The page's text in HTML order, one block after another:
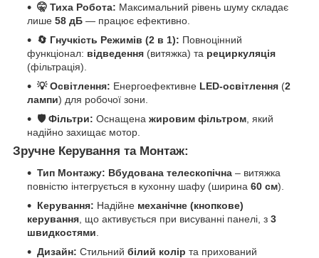
🤫 Тиха Робота: Максимальний рівень шуму складає
лише 58 дБ — працює ефективно.
🔄 Гнучкість Режимів (2 в 1): Повноцінний
функціонал: відведення (витяжка) та рециркуляція
(фільтрація).
💡 Освітлення: Енергоефективне LED-освітлення (2
лампи) для робочої зони.
🛡️ Фільтри: Оснащена жировим фільтром , який
надійно захищає мотор.
Зручне Керування та Монтаж:
Тип Монтажу: Вбудована телескопічна – витяжка
повністю інтегрується в кухонну шафу (ширина 60 см).
Керування: Надійне механічне (кнопкове)
керування , що активується при висуванні панелі, з 3
швидкостями
Дизайн: Стильний білий колір та прихований